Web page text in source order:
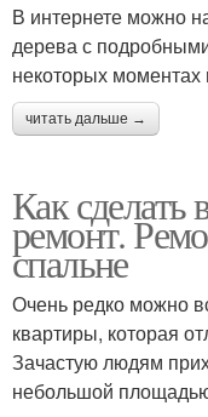
В интернете можно
дерева с
некоторых
читать дальше →
Как сделать
ремонт.
спальне
Очень редко можно
квартиры, которая
Зачастую людям
небольшой